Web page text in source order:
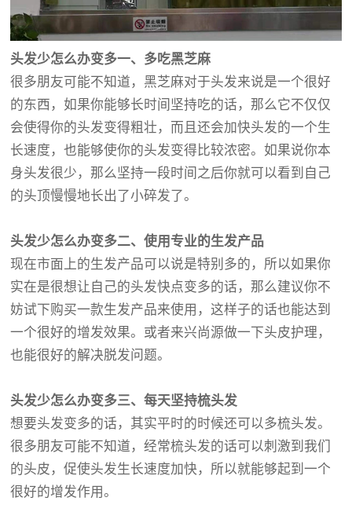
头发少怎么办变多一、多吃黑芝麻
很多朋友可能不知道，黑芝麻对于头发来说是一个很好
的东西，如果你能够长时间坚持吃的话，那么它不仅仅
会使得你的头发变得粗壮，而且还会加快头发的一个生
长速度，也能够使你的头发变得比较浓密。如果说你本
身头发很少，那么坚持一段时间之后你就可以看到自己
的头顶慢慢地长出了小碎发了。
头发少怎么办变多二、使用专业的生发产品
现在市面上的生发产品可以说是特别多的，所以如果你
实在是很想让自己的头发快点变多的话，那么建议你不
妨试下购买一款生发产品来使用，这样子的话也能达到
一个很好的增发效果。或者来兴尚源做一下头皮护理，
也能很好的解决脱发问题。
头发少怎么办变多三、每天坚持梳头发
想要头发变多的话，其实平时的时候还可以多梳头发。
很多朋友可能不知道，经常梳头发的话可以刺激到我们
的头皮，促使头发生长速度加快，所以就能够起到一个
很好的增发作用。